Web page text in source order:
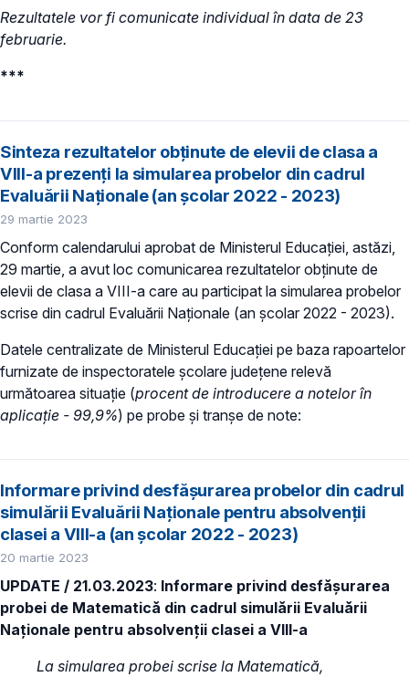
Rezultatele vor fi comunicate individual în data de 23
februarie.
***
Sinteza rezultatelor obținute de elevii de clasa a
VIII-a prezenți la simularea probelor din cadrul
Evaluării Naționale (an școlar 2022 - 2023)
29 martie 2023
Conform calendarului aprobat de Ministerul Educației, astăzi,
29 martie, a avut loc comunicarea rezultatelor obținute de
elevii de clasa a VIII-a care au participat la simularea probelor
scrise din cadrul Evaluării Naționale (an școlar 2022 - 2023).
Datele centralizate de Ministerul Educației pe baza rapoartelor
furnizate de inspectoratele școlare județene relevă
următoarea situație (procent de introducere a notelor în
aplicație - 99,9%) pe probe și tranșe de note:
Informare privind desfășurarea probelor din cadrul
simulării Evaluării Naționale pentru absolvenții
clasei a VIII-a (an școlar 2022 - 2023)
20 martie 2023
UPDATE / 21.03.2023: Informare privind desfășurarea
probei de Matematică din cadrul simulării Evaluării
Naționale pentru absolvenții clasei a VIII-a
La simularea probei scrise la Matematică,